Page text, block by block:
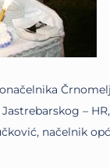
–
načelnik